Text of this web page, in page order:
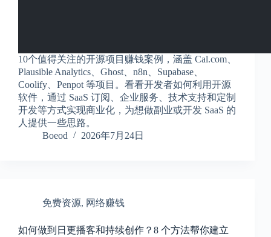
10个值得关注的开源项目赚钱案例，涵盖 Cal.com、
Plausible Analytics、Ghost、n8n、Supabase、
Coolify、Penpot 等项目。看看开发者如何利用开源
软件，通过 SaaS 订阅、企业服务、技术支持和定制
开发等方式实现商业化，为想做副业或开发 SaaS 的
人提供一些思路。
Boeod
2026年7月24日
免费资源, 网络赚钱
如何做到日更播客和持续创作？8 个方法帮你建立